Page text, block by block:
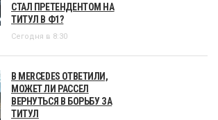
СТАЛ ПРЕТЕНДЕНТОМ НА
ТИТУЛ В Ф1?
Сегодня в 8:30
В MERCEDES ОТВЕТИЛИ,
МОЖЕТ ЛИ РАССЕЛ
ВЕРНУТЬСЯ В БОРЬБУ ЗА
ТИТУЛ